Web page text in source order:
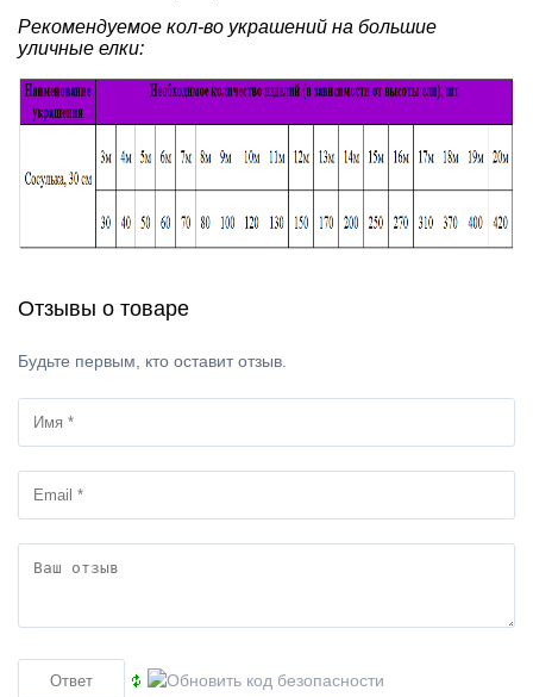
Рекомендуемое кол-во украшений на большие
уличные елки:
Отзывы о товаре
Будьте первым, кто оставит отзыв.